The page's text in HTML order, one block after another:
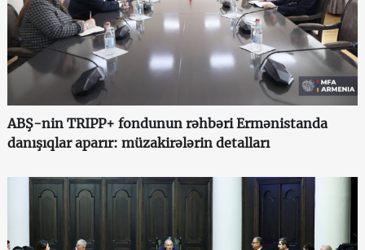
ABŞ-nin TRIPP+ fondunun rəhbəri Ermənistanda
danışıqlar aparır: müzakirələrin detalları